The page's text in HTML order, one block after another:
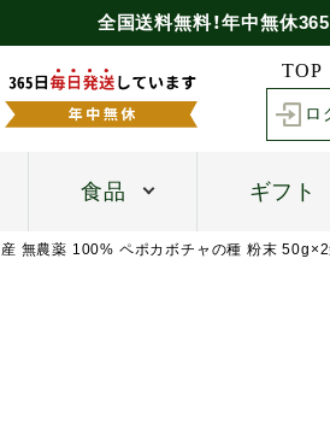
全国送料無料！年中無休
TOP
ロ
食品 ギフト
無農薬 100% ペポカボチャの種 粉末